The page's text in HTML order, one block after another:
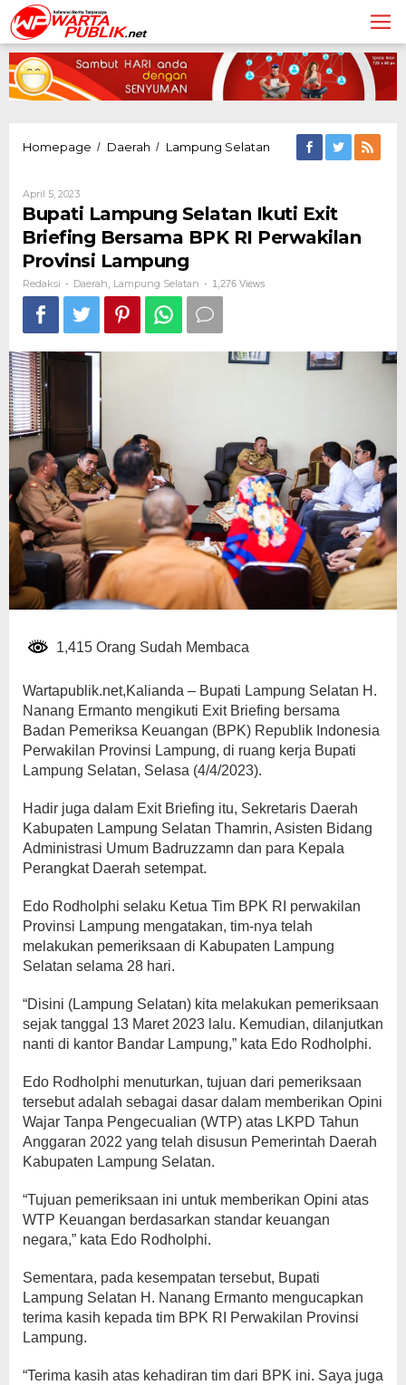
Lewati
ke
konten
Homepage / Daerah / Lampung Selatan
Lampung
Exit
Bersama
April 5, 2023Oleh
Redaksi
Bupati Lampung Selatan Ikuti Exit
Briefing Bersama BPK RI Perwakilan
Provinsi Lampung
Redaksi - Daerah Lampung Selatan - 1,276 Views
1,415 Orang Sudah Membaca
Wartapublik.net,Kalianda – Bupati Lampung Selatan H.
Nanang Ermanto mengikuti Exit Briefing bersama
Badan Pemeriksa Keuangan (BPK) Republik Indonesia
Perwakilan Provinsi Lampung, di ruang kerja Bupati
Lampung Selatan, Selasa (4/4/2023).
Hadir juga dalam Exit Briefing itu, Sekretaris Daerah
Kabupaten Lampung Selatan Thamrin, Asisten Bidang
Administrasi Umum Badruzzamn dan para Kepala
Perangkat Daerah setempat.
Edo Rodholphi selaku Ketua Tim BPK RI perwakilan
Provinsi Lampung mengatakan, tim-nya telah
melakukan pemeriksaan di Kabupaten Lampung
Selatan selama 28 hari.
“Disini (Lampung Selatan) kita melakukan pemeriksaan
sejak tanggal 13 Maret 2023 lalu. Kemudian, dilanjutkan
nanti di kantor Bandar Lampung,” kata Edo Rodholphi.
Edo Rodholphi menuturkan, tujuan dari pemeriksaan
tersebut adalah sebagai dasar dalam memberikan Opini
Wajar Tanpa Pengecualian (WTP) atas LKPD Tahun
Anggaran 2022 yang telah disusun Pemerintah Daerah
Kabupaten Lampung Selatan.
“Tujuan pemeriksaan ini untuk memberikan Opini atas
WTP Keuangan berdasarkan standar keuangan
negara,” kata Edo Rodholphi.
Sementara, pada kesempatan tersebut, Bupati
Lampung Selatan H. Nanang Ermanto mengucapkan
terima kasih kepada tim BPK RI Perwakilan Provinsi
Lampung.
“Terima kasih atas kehadiran tim dari BPK ini. Saya juga